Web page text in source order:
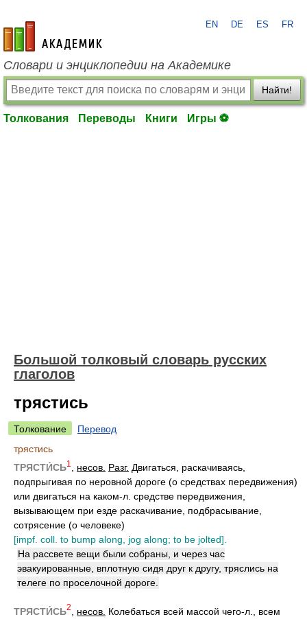
academic.ru
EN DE ES FR
Словари и энциклопедии на Академике
Найти!
Толкования Переводы Книги Игры ⚽
Большой толковый словарь русских
глаголов
трястись
Толкование
Перевод
трястись
ТРЯСТИ́СЬ1 несов. Разг. Двигаться, раскачиваясь,
подпрыгивая по неровной дороге (о средствах передвижения)
или двигаться на каком-л. средстве передвижения,
вызывающем при езде раскачивание, подбрасывание,
сотрясение (о человеке)
[impf. coll. to bump along, jog along; to be jolted].
На рассвете вещи были собраны, и через час
эвакуированные, вплотную сидя друг к другу, тряслись на
телеге по проселочной дороге.
ТРЯСТИ́СЬ2 несов. Колебаться всей массой чего-л., всем